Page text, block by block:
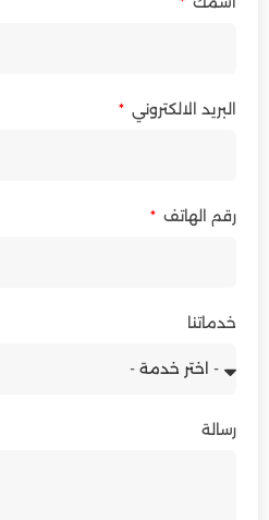
البريد الالكتروني
رقم الهاتف
خدماتنا
رسالة